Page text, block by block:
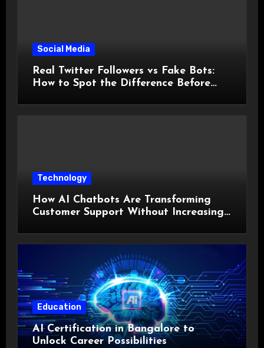
Social Media
Real Twitter Followers vs Fake Bots:
How to Spot the Difference Before
Technology
How AI Chatbots Are Transforming
Customer Support Without Increasing
Education
AI Certification in Bangalore to
Unlock Career Possibilities